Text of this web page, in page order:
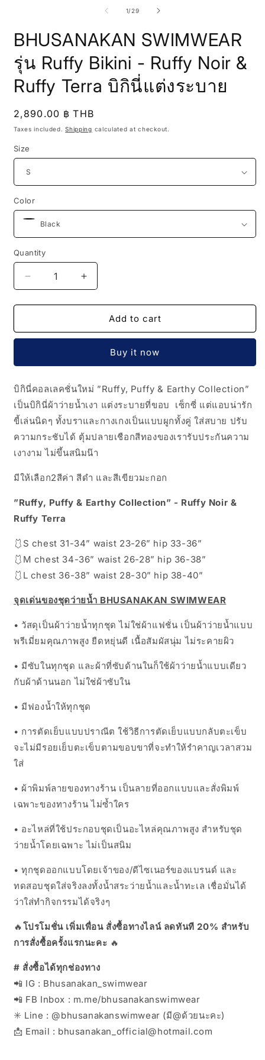
1/of
29
BHUSANAKAN SWIMWEAR
รุ่น Ruffy Bikini - Ruffy Noir &
Ruffy Terra บิกินี่แต่งระบาย
Regular
price
2,890.00 ฿ THB
Taxes included.Shipping calculated at checkout.
Size
Color
Quantity
Quantity
Decrease
quantity
for
SWIMWEAR
-
Ruffy
Noir
&amp;
Ruffy
Terra
กินี่
แต่ง
ระบาย
Increase
quantity
for
BHUSANAKAN
SWIMWEAR
-
Noir
&amp;
Ruffy
Terra
กินี่
แต่ง
Add to cart
Buy it now
บิกินี่คอลเลคชั่นใหม่ ”Ruffy, Puffy & Earthy Collection”
เป็นบิกินี่ผ้าว่ายน้ำเงา แต่งระบายที่ขอบ เซ็กซี่ แต่แอบน่ารัก
ขี้เล่นนิดๆ ทั้งบราและกางเกงเป็นแบบผูกทั้งคู่ ใส่สบาย ปรับ
ความกระชับได้ ตุ้มปลายเชือกสีทองของเรารับประกันความ
เงางาม ไม่ขึ้นสนิมน๊า
มีให้เลือก2สีค่า สีดำ และสีเขียวมะกอก
”Ruffy, Puffy & Earthy Collection” - Ruffy Noir &
Ruffy Terra
🩱S chest 31-34” waist 23-26” hip 33-36”
🩱M chest 34-36” waist 26-28” hip 36-38”
🩱L chest 36-38” waist 28-30” hip 38-40”
จุดเด่นของชุดว่ายน้ำ BHUSANAKAN SWIMWEAR
• วัสดุเป็นผ้าว่ายน้ำทุกชุด ไม่ใช่ผ้าแฟชั่น เป็นผ้าว่ายน้ำแบบ
พรีเมี่ยมคุณภาพสูง ยืดหยุ่นดี เนื้อสัมผัสนุ่ม ไม่ระคายผิว
• มีซับในทุกชุด และผ้าที่ซับด้านในก็ใช้ผ้าว่ายน้ำแบบเดียว
กับผ้าด้านนอก ไม่ใช่ผ้าซับใน
• มีฟองน้ำให้ทุกชุด
• การตัดเย็บแบบปราณีต ใช้วิธีการตัดเย็บแบบกลับตะเข็บ
จะไม่มีรอยเย็บตะเข็บตามขอบขาที่จะทำให้รำคาญเวลาสวม
ใส่
• ผ้าพิมพ์ลายของทางร้าน เป็นลายที่ออกแบบและสั่งพิมพ์
เฉพาะของทางร้าน ไม่ซ้ำใคร
• อะไหล่ที่ใช้ประกอบชุดเป็นอะไหล่คุณภาพสูง สำหรับชุด
ว่ายน้ำโดยเฉพาะ ไม่เป็นสนิม
• ทุกชุดออกแบบโดยเจ้าของ/ดีไซเนอร์ของแบรนด์ และ
ทดสอบชุดใส่จริงลงทั้งน้ำสระว่ายน้ำและน้ำทะเล เชื่อมั่นได้
ว่าใส่ทำกิจกรรมได้จริงๆ
🔥โปรโมชั่น เพิ่มเพื่อน สั่งซื้อทางไลน์ ลดทันที 20% สำหรับ
การสั่งซื้อครั้งแรกนะคะ 🔥
# สั่งซื้อได้ทุกช่องทาง
📲 IG : Bhusanakan_swimwear
📲 FB Inbox : m.me/bhusanakanswimwear
✳️ Line : @bhusanakanswimwear (มี@ด้วยนะคะ)
📩 Email : bhusanakan_official@hotmail.com